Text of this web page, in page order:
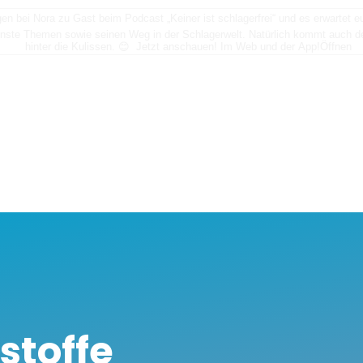
bei Nora zu Gast beim Podcast „Keiner ist schlagerfrei“ und es erwartet
Themen sowie seinen Weg in der Schlagerwelt. Natürlich kommt auch